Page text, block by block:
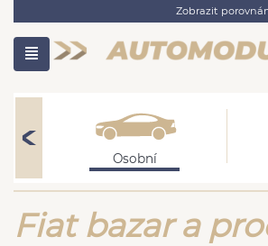
Zobrazit
Osobní
Fiat bazar a